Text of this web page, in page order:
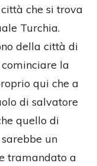
che si trova
Turchia.
della città di
la
qui che a
di salvatore
quello di
un
tramandato a